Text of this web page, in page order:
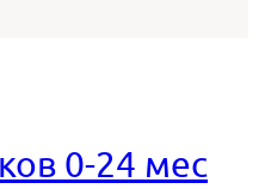
0-24 мес